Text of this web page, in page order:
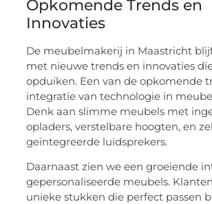
Opkomende Trends en
Innovaties
De meubelmakerij in Maastricht
met nieuwe trends en innovaties
opduiken. Een van de opkomende
integratie van technologie in
Denk aan slimme meubels met
opladers, verstelbare hoogten, en
geïntegreerde luidsprekers.
Daarnaast zien we een groeiende
gepersonaliseerde meubels.
unieke stukken die perfect passen